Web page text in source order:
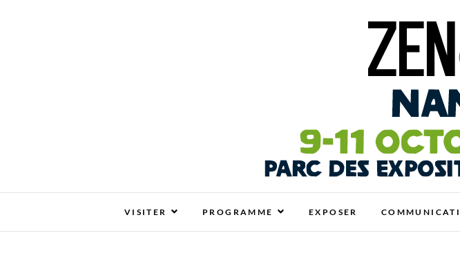
Salon ZEN & BIO Nantes
SALON ZEN & BIO NANTES : VOTRE SALON BIO, BIEN-ÊTRE ET
VISITER PROGRAMME EXPOSER